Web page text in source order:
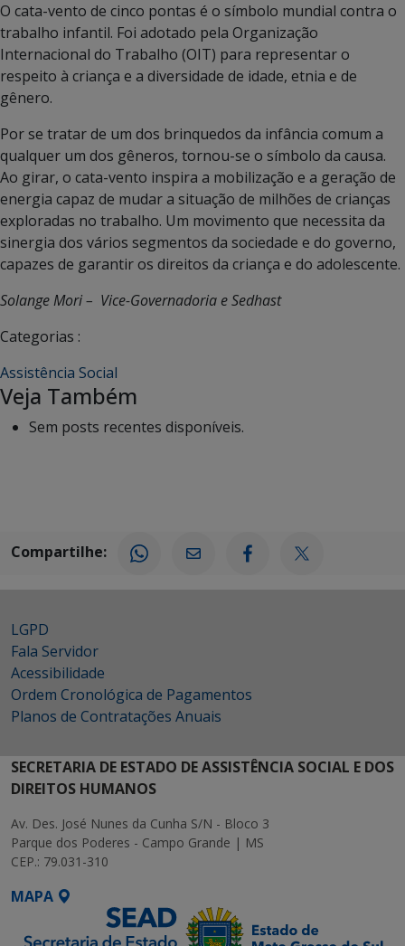
O cata-vento de cinco pontas é o símbolo mundial contra o
trabalho infantil. Foi adotado pela Organização
Internacional do Trabalho (OIT) para representar o
respeito à criança e a diversidade de idade, etnia e de
gênero.
Por se tratar de um dos brinquedos da infância comum a
qualquer um dos gêneros, tornou-se o símbolo da causa.
Ao girar, o cata-vento inspira a mobilização e a geração de
energia capaz de mudar a situação de milhões de crianças
exploradas no trabalho. Um movimento que necessita da
sinergia dos vários segmentos da sociedade e do governo,
capazes de garantir os direitos da criança e do adolescente.
Solange Mori – Vice-Governadoria e Sedhast
Categorias :
Assistência Social
Veja Também
Sem posts recentes disponíveis.
Compartilhe:
LGPD
Fala Servidor
Acessibilidade
Ordem Cronológica de Pagamentos
Planos de Contratações Anuais
SECRETARIA DE ESTADO DE ASSISTÊNCIA SOCIAL E DOS
DIREITOS HUMANOS
Av. Des. José Nunes da Cunha S/N - Bloco 3
Parque dos Poderes - Campo Grande | MS
CEP.: 79.031-310
MAPA